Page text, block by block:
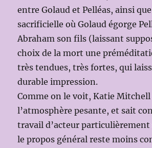
entre Golaud et Pelléas, ainsi
sacrificielle où Golaud égorge
Abraham son fils (laissant
choix de la mort une
très tendues, très fortes, qui
durable impression.
Comme on le voit, Katie
l’atmosphère pesante, et sait
travail d’acteur
le propos général reste moins